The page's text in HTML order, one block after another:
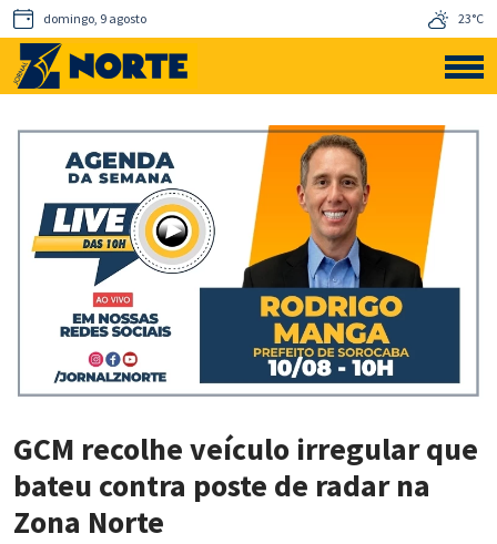
domingo, 9 agosto 23°C
GCM recolhe veículo irregular que
bateu contra poste de radar na
Zona Norte